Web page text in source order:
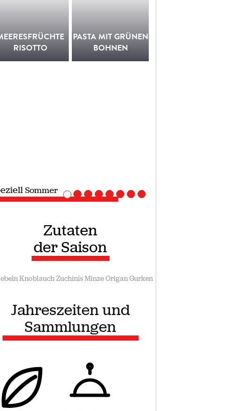
RISOTTO
PASTA MIT GRÜNEN
BOHNEN
Vegane rezepte
Zutaten
der Saison
KnoblauchZuchinisMinzeOriganGurken
Jahreszeiten und
Sammlungen